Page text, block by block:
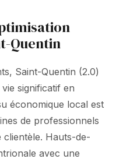
Quentin
Saint-Quentin (2.0)
significatif en
économique local est
de professionnels
clientèle. Hauts-de-
avec une